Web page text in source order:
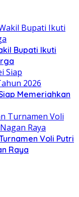
Bupati Ikuti
Memeriahkan
Voli Putri
Raya